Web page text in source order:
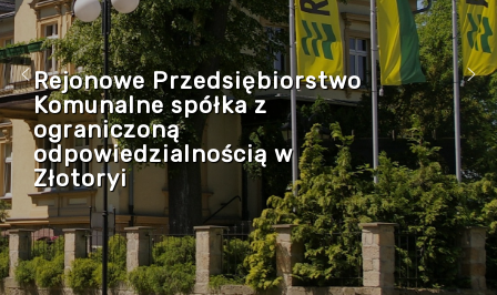
Rejonowe Przedsiębiorstwo
Komunalne spółka z
ograniczoną
odpowiedzialnością w
Złotoryi